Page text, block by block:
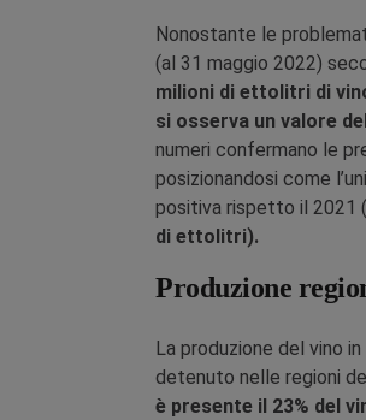
Nonostante le
(al 31 maggio 2022)
milioni di ettolitri di
si osserva un valore
numeri confermano le
posizionandosi come
positiva rispetto il 2021
di ettolitri).
Produzione
La produzione del vino
detenuto nelle regioni
è presente il 23% del